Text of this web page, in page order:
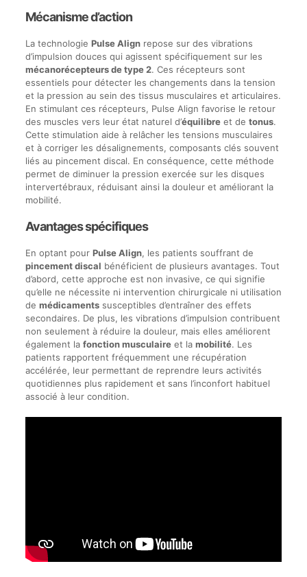
Mécanisme d’action
La technologie Pulse Alignrepose sur des vibrations
d’impulsion douces qui agissent spécifiquement sur les
mécanorécepteurs de type 2. Ces récepteurs sont
essentiels pour détecter les changements dans la tension
et la pression au sein des tissus musculaires et articulaires.
En stimulant ces récepteurs, Pulse Align favorise le retour
des muscles vers leur état naturel d’équilibreet de tonus.
Cette stimulation aide à relâcher les tensions musculaires
et à corriger les désalignements, composants clés souvent
liés au pincement discal. En conséquence, cette méthode
permet de diminuer la pression exercée sur les disques
intervertébraux, réduisant ainsi la douleur et améliorant la
mobilité.
Avantages spécifiques
En optant pour Pulse Align, les patients souffrant de
pincement discal bénéficient de plusieurs avantages. Tout
d’abord, cette approche est non invasive, ce qui signifie
qu’elle ne nécessite ni intervention chirurgicale ni utilisation
de médicamentssusceptibles d’entraîner des effets
secondaires. De plus, les vibrations d’impulsion contribuent
non seulement à réduire la douleur, mais elles améliorent
également la fonction musculaireet la mobilité. Les
patients rapportent fréquemment une récupération
accélérée, leur permettant de reprendre leurs activités
quotidiennes plus rapidement et sans l’inconfort habituel
associé à leur condition.